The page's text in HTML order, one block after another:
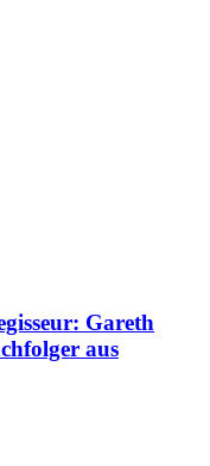
Gareth
aus